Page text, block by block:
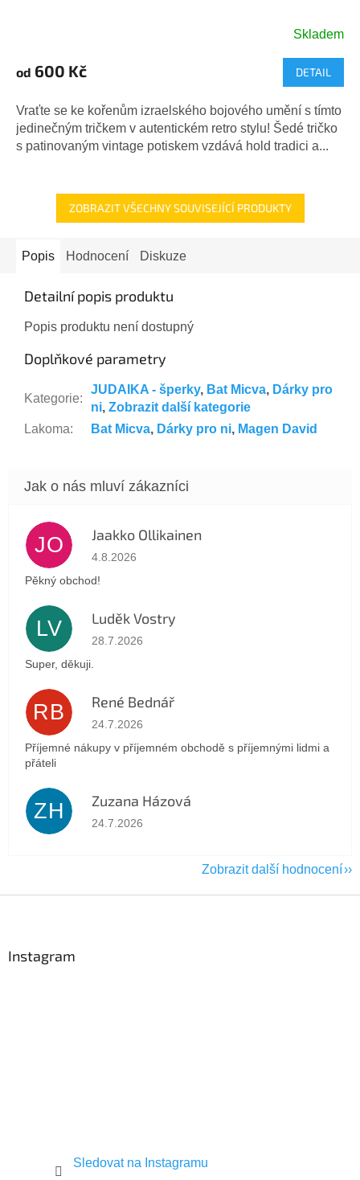
Skladem
od 600 Kč DETAIL
Vraťte se ke kořenům izraelského bojového umění s tímto
jedinečným tričkem v autentickém retro stylu! Šedé tričko
s patinovaným vintage potiskem vzdává hold tradici a...
ZOBRAZIT VŠECHNY SOUVISEJÍCÍ PRODUKTY
Popis Hodnocení Diskuze
Detailní popis produktu
Popis produktu není dostupný
Doplňkové parametry
Kategorie:
JUDAIKA - šperky, Bat Micva, Dárky pro
ni, Zobrazit další kategorie
Lakoma: Bat Micva, Dárky pro ni, Magen David
JO Jaakko Ollikainen
Hodnocení obchodu je 5 z 5 hvězdiček.
4.8.2026
Pěkný obchod!
LV Luděk Vostry
Hodnocení obchodu je 5 z 5 hvězdiček.
28.7.2026
Super, děkuji.
RB René Bednář
Hodnocení obchodu je 5 z 5 hvězdiček.
24.7.2026
Příjemné nákupy v příjemném obchodě s příjemnými lidmi a
přáteli
ZH Zuzana Házová
Hodnocení obchodu je 5 z 5 hvězdiček.
24.7.2026
Zobrazit další hodnocení
Instagram
Sledovat na Instagramu